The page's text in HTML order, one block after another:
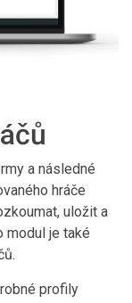
a následné
hráče
uložit a
modul je také
profily